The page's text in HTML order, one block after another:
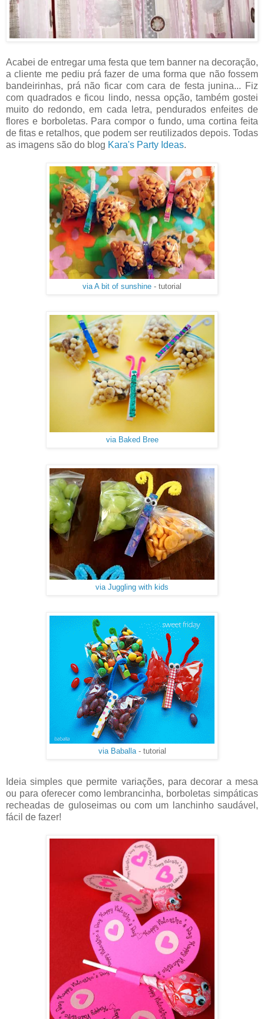
Acabei de entregar uma festa que tem banner na decoração,
a cliente me pediu prá fazer de uma forma que não fossem
bandeirinhas, prá não ficar com cara de festa junina... Fiz
com quadrados e ficou lindo, nessa opção, também gostei
muito do redondo, em cada letra, pendurados enfeites de
flores e borboletas. Para compor o fundo, uma cortina feita
de fitas e retalhos, que podem ser reutilizados depois. Todas
as imagens são do blog Kara's Party Ideas.
via A bit of sunshine - tutorial
via Baked Bree
via Juggling with kids
via Baballa- tutorial
Ideia simples que permite variações, para decorar a mesa
ou para oferecer como lembrancinha, borboletas simpáticas
recheadas de guloseimas ou com um lanchinho saudável,
fácil de fazer!